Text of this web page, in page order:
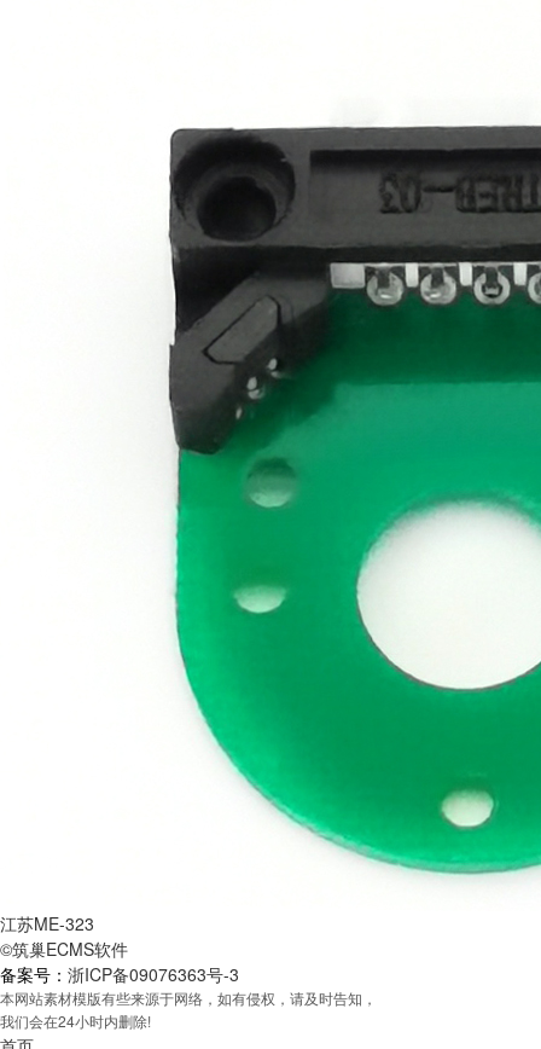
江苏ME-323
©筑巢ECMS软件
备案号： 浙ICP备09076363号-3
本网站素材模版有些来源于网络，如有侵权，请及时告知，
我们会在24小时内删除!